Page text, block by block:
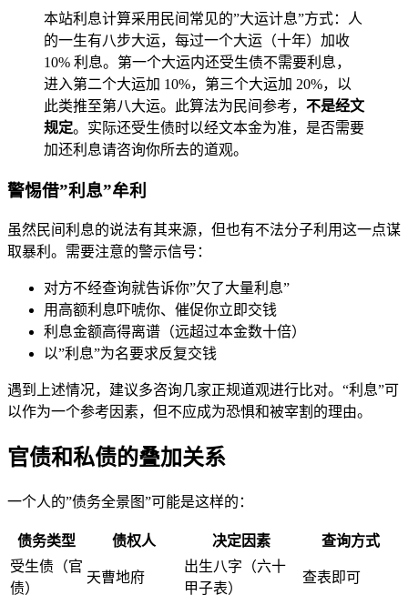
本站利息计算采用民间常见的”大运计息”方式：人
的一生有八步大运，每过一个大运（十年）加收
10% 利息。第一个大运内还受生债不需要利息，
进入第二个大运加 10%，第三个大运加 20%，以
此类推至第八大运。此算法为民间参考， 不是经文
规定。实际还受生债时以经文本金为准，是否需要
加还利息请咨询你所去的道观。
警惕借”利息”牟利
虽然民间利息的说法有其来源，但也有不法分子利用这一点谋
取暴利。需要注意的警示信号：
对方不经查询就告诉你”欠了大量利息”
用高额利息吓唬你、催促你立即交钱
利息金额高得离谱（远超过本金数十倍）
以”利息”为名要求反复交钱
遇到上述情况，建议多咨询几家正规道观进行比对。“利息”可
以作为一个参考因素，但不应成为恐惧和被宰割的理由。
官债和私债的叠加关系
一个人的”债务全景图”可能是这样的：
债务类型 债权人 决定因素
查询方式
受生债（官
债）
天曹地府
出生八字（六十
甲子表）
查表即可